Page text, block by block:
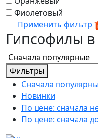
Фиолетовый
Применить фильтр
Гипсофилы в
Фильтры
Сначала
Новинки
По цене: сначала
По цене: сначала